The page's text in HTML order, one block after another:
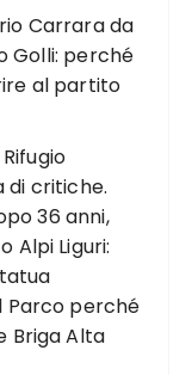
Carrara da
Golli: perché
al partito
di critiche.
36 anni,
Alpi Liguri:
Parco perché
Briga Alta